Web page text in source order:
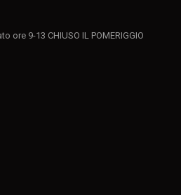
ore 9-13 CHIUSO IL POMERIGGIO